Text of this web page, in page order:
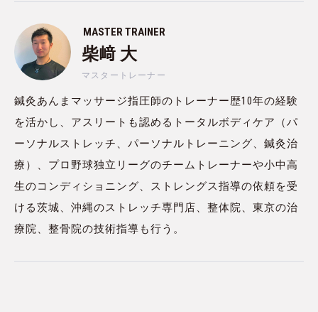
MASTER TRAINER
柴﨑 大
マスタートレーナー
鍼灸あんまマッサージ指圧師のトレーナー歴10年の経験
を活かし、アスリートも認めるトータルボディケア（パ
ーソナルストレッチ、パーソナルトレーニング、鍼灸治
療）、プロ野球独立リーグのチームトレーナーや小中高
生のコンディショニング、ストレングス指導の依頼を受
ける茨城、沖縄のストレッチ専門店、整体院、東京の治
療院、整骨院の技術指導も行う。